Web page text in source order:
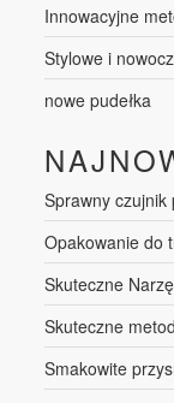
Innowacyjne
Stylowe i
nowe pudełka
Sprawny czujnik
Opakowanie do
Skuteczne
Skuteczne
Smakowite